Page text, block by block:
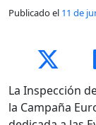
Publicado el 11 de
La Inspección
la Campaña